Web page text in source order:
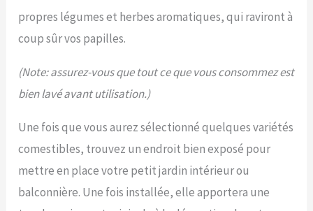
propres légumes et herbes aromatiques, qui raviront à
coup sûr vos papilles.
(Note: assurez-vous que tout ce que vous consommez est
bien lavé avant utilisation.)
Une fois que vous aurez sélectionné quelques variétés
comestibles, trouvez un endroit bien exposé pour
mettre en place votre petit jardin intérieur ou
balconnière. Une fois installée, elle apportera une